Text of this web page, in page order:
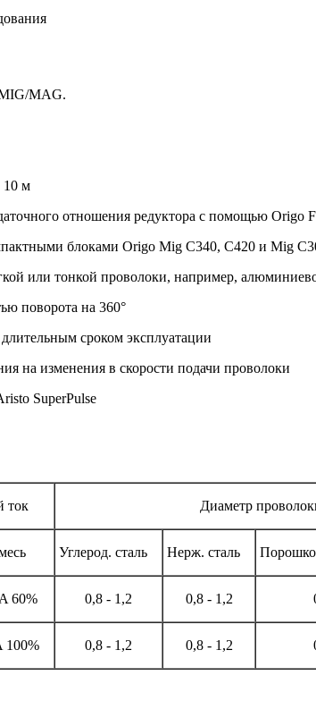
MAG.
10 м
отношения редуктора с помощью Origo
блоками Origo Mig С340, С420 и Mig
или тонкой проволоки, например,
поворота на 360°
сроком эксплуатации
на изменения в скорости подачи проволоки
SuperPulse
ток Диаметр
Углерод. сталь Нерж. сталь
60% 0,8 - 1,2 0,8 - 1,2
100% 0,8 - 1,2 0,8 - 1,2